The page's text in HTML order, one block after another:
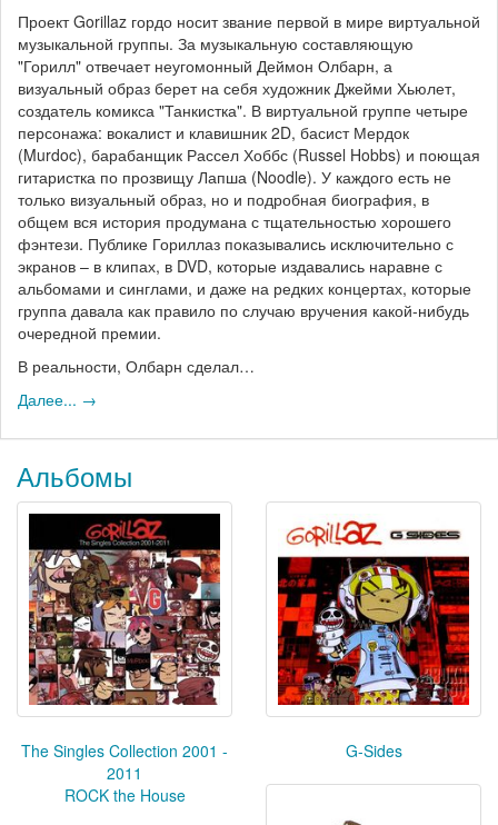
Проект Gorillaz гордо носит звание первой в мире виртуальной
музыкальной группы. За музыкальную составляющую
"Горилл" отвечает неугомонный Деймон Олбарн, а
визуальный образ берет на себя художник Джейми Хьюлет,
создатель комикса "Танкистка". В виртуальной группе четыре
персонажа: вокалист и клавишник 2D, басист Мердок
(Murdoc), барабанщик Рассел Хоббс (Russel Hobbs) и поющая
гитаристка по прозвищу Лапша (Noodle). У каждого есть не
только визуальный образ, но и подробная биография, в
общем вся история продумана с тщательностью хорошего
фэнтези. Публике Гориллаз показывались исключительно с
экранов – в клипах, в DVD, которые издавались наравне с
альбомами и синглами, и даже на редких концертах, которые
группа давала как правило по случаю вручения какой-нибудь
очередной премии.
В реальности, Олбарн сделал…
Далее... →
Альбомы
The Singles Collection 2001 -
2011
G-Sides
ROCK the House